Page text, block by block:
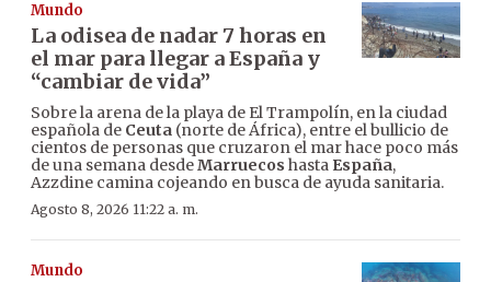
Mundo
La odisea de nadar 7 horas en
el mar para llegar a España y
“cambiar de vida”
Sobre la arena de la playa de El Trampolín, en la ciudad
española de Ceuta (norte de África), entre el bullicio de
cientos de personas que cruzaron el mar hace poco más
de una semana desdeMarruecos hasta España,
Azzdine camina cojeando en busca de ayuda sanitaria.
Agosto 8, 2026 11:22 a. m.
Mundo